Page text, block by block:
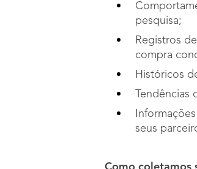
pesquisa;
Registros
compra
Históricos
seus